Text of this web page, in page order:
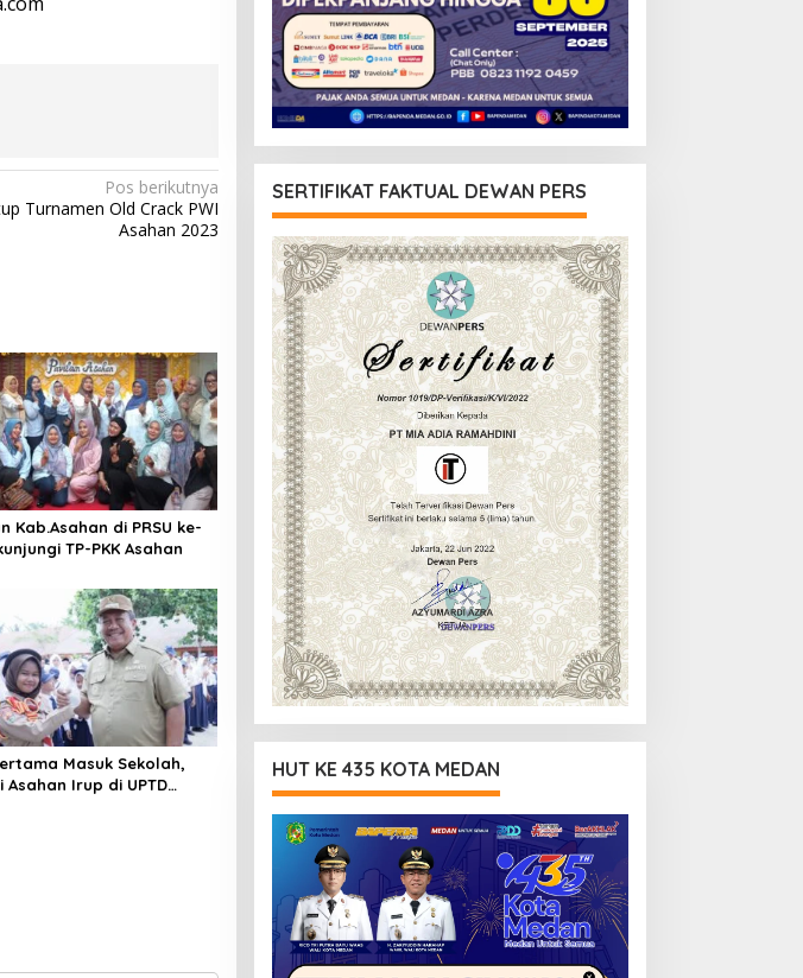
Pos berikutnya
Turnamen Old Crack PWI
Asahan 2023
Kab.Asahan di PRSU ke-
TP-PKK Asahan
Masuk Sekolah,
Asahan Irup di UPTD
SERTIFIKAT FAKTUAL DEWAN PERS
HUT KE 435 KOTA MEDAN